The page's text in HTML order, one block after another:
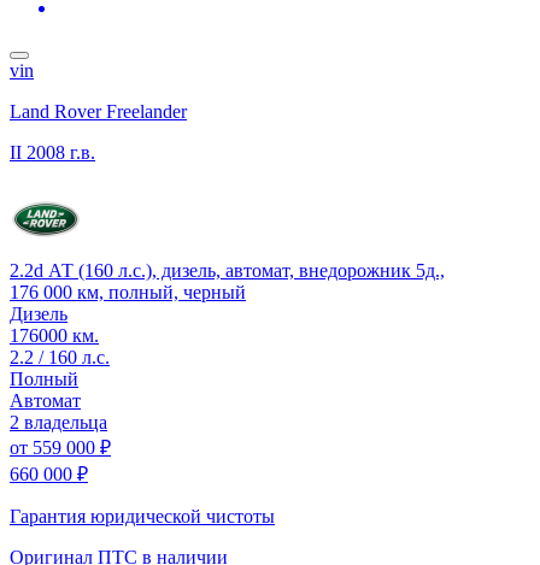
vin
Land Rover Freelander
II 2008 г.в.
2.2d АТ (160 л.с.), дизель, автомат, внедорожник 5д.,
176 000 км, полный, черный
Дизель
176000 км.
2.2 / 160 л.с.
Полный
Автомат
2 владельца
от 559 000 ₽
660 000 ₽
Гарантия юридической чистоты
Оригинал ПТС в наличии